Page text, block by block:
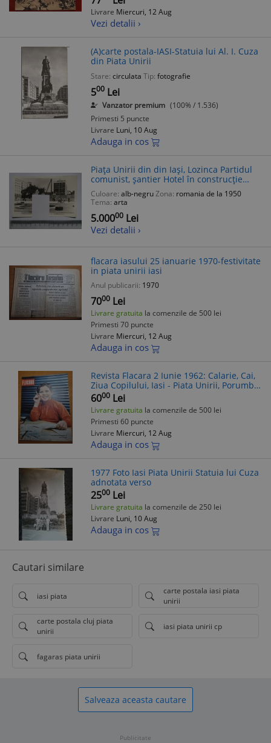
Livrare Miercuri, 12 Aug
Vezi detalii ›
(A)carte postala-IASI-Statuia lui Al. I. Cuza
din Piata Unirii
Stare: circulata Tip: fotografie
500 Lei
Vanzator premium (100% / 1.536)
Primesti 5 puncte
Livrare Luni, 10 Aug
Adauga in cos
Piața Unirii din din Iași, Lozinca Partidul
comunist, șantier Hotel în construcție
Piața Unirii
Culoare: alb-negruZona: romania de la 1950
Tema: arta
5.00000 Lei
Vezi detalii ›
flacara iasului 25 ianuarie 1970-festivitate
in piata unirii iasi
Anul publicarii: 1970
7000 Lei
Livrare gratuita la comenzile de 500 lei
Primesti 70 puncte
Livrare Miercuri, 12 Aug
Adauga in cos
Revista Flacara 2 Iunie 1962: Calarie, Cai,
Ziua Copilului, Iasi - Piata Unirii, Porumb -
Stare Buna, 24 Pagini
6000 Lei
Livrare gratuita la comenzile de 500 lei
Primesti 60 puncte
Livrare Miercuri, 12 Aug
Adauga in cos
1977 Foto Iasi Piata Unirii Statuia lui Cuza
adnotata verso
2500 Lei
Livrare gratuita la comenzile de 250 lei
Livrare Luni, 10 Aug
Adauga in cos
Cautari similare
iasi piata
carte postala iasi piata
unirii
carte postala cluj piata
unirii
iasi piata unirii cp
fagaras piata unirii
Salveaza aceasta cautare
Publicitate